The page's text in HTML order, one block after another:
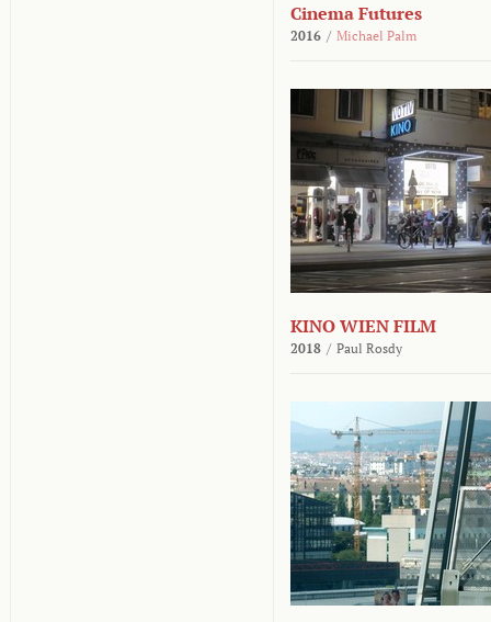
Cinema Futures
2016 / Michael Palm
KINO WIEN FILM
2018 / Paul Rosdy